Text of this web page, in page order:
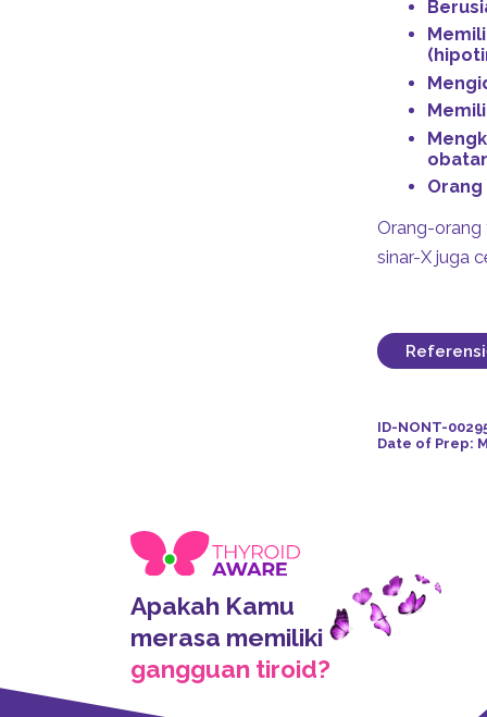
Orang-orang
sinar-X juga
Referensi
ID-NONT-
Date of Prep:
Apakah Kamu
merasa memiliki
gangguan tiroid?